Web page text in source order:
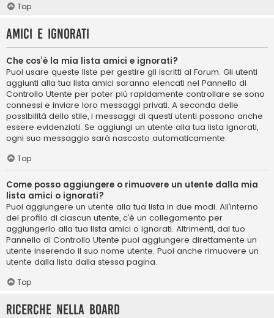
Top
Amici e ignorati
Che cos’è la mia lista amici e ignorati?
Puoi usare queste liste per gestire gli iscritti al Forum. Gli utenti
aggiunti alla tua lista amici saranno elencati nel Pannello di
Controllo Utente per poter più rapidamente controllare se sono
connessi e inviare loro messaggi privati. A seconda delle
possibilità dello stile, i messaggi di questi utenti possono anche
essere evidenziati. Se aggiungi un utente alla tua lista ignorati,
ogni suo messaggio sarà nascosto automaticamente.
Top
Come posso aggiungere o rimuovere un utente dalla mia
lista amici o ignorati?
Puoi aggiungere un utente alla tua lista in due modi. All’interno
del profilo di ciascun utente, c’è un collegamento per
aggiungerlo alla tua lista amici o ignorati. Altrimenti, dal tuo
Pannello di Controllo Utente puoi aggiungere direttamente un
utente inserendo il suo nome utente. Puoi anche rimuovere un
utente dalla lista dalla stessa pagina.
Top
Ricerche nella Board